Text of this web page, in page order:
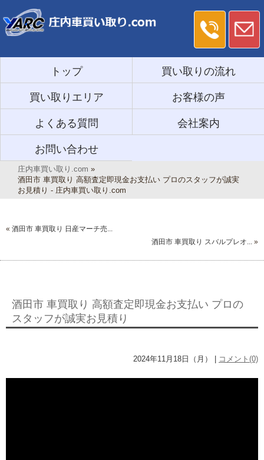
トップ 買い取りの流れ
買い取りエリア お客様の声
よくある質問 会社案内
お問い合わせ
庄内車買い取り.com »
酒田市 車買取り 高額査定即現金お支払い プロのスタッフが誠実
お見積り - 庄内車買い取り.com
« 酒田市 車買取り 日産マーチ売...
酒田市 車買取り スバルプレオ... »
酒田市 車買取り 高額査定即現金お支払い プロの
スタッフが誠実お見積り
2024年11月18日（月） | コメント(0)